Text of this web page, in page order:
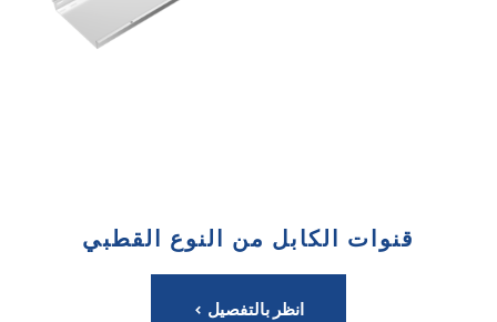
قنوات الكابل من النوع القطبي
انظر بالتفصيل >